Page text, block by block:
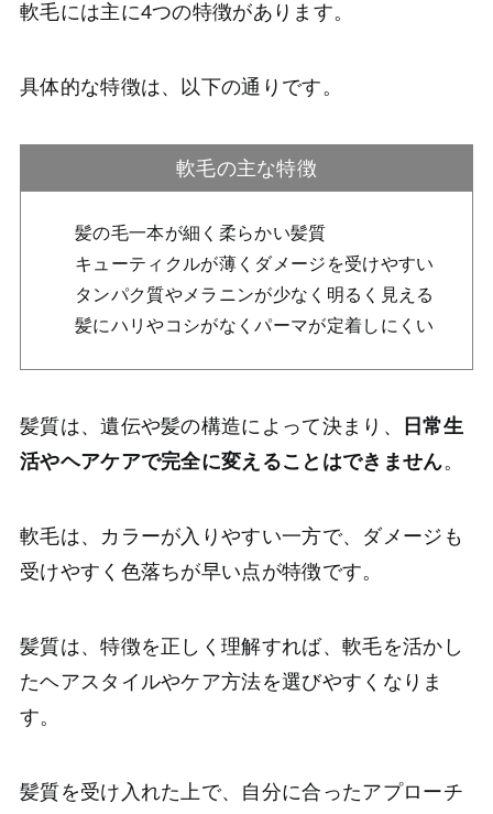
ELEKI LIFT
ELEKILIFT MASK
Shoplist
FAQ
Contact
会社概要
プライバシーポリシー
個人情報保護方針
特定商取引法に基づく表記
軟毛には主に4つの特徴があります。
具体的な特徴は、以下の通りです。
軟毛の主な特徴
髪の毛一本が細く柔らかい髪質
キューティクルが薄くダメージを受けやすい
タンパク質やメラニンが少なく明るく見える
髪にハリやコシがなくパーマが定着しにくい
髪質は、遺伝や髪の構造によって決まり、
日常生
活やヘアケアで完全に変えることはできません。
軟毛は、カラーが入りやすい一方で、ダメージも
受けやすく色落ちが早い点が特徴です。
髪質は、特徴を正しく理解すれば、軟毛を活かし
たヘアスタイルやケア方法を選びやすくなりま
す。
髪質を受け入れた上で、自分に合ったアプローチ